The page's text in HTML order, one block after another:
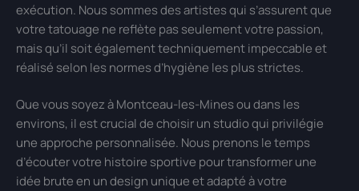
exécution. Nous sommes des artistes qui s’assurent que
votre tatouage ne reflète pas seulement votre passion,
mais qu’il soit également techniquement impeccable et
réalisé selon les normes d’hygiène les plus strictes.
Que vous soyez à Montceau-les-Mines ou dans les
environs, il est crucial de choisir un studio qui privilégie
une approche personnalisée. Nous prenons le temps
d’écouter votre histoire sportive pour transformer une
idée brute en un design unique et adapté à votre